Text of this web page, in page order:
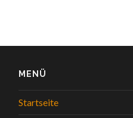
MENÜ
Startseite